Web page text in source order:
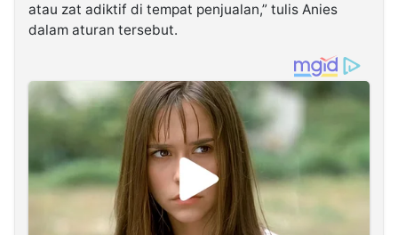
atau zat adiktif di tempat penjualan,” tulis Anies
dalam aturan tersebut.